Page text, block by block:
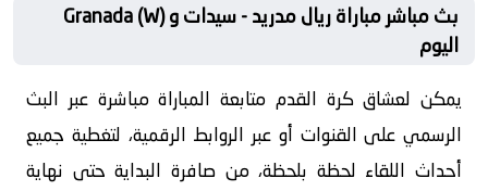
بث مباشر مباراة ريال مدريد - سيدات و Granada (W)
اليوم
يمكن لعشاق كرة القدم متابعة المباراة مباشرة عبر البث
الرسمي على القنوات أو عبر الروابط الرقمية، لتغطية جميع
أحداث اللقاء لحظة بلحظة، من صافرة البداية حتى نهاية